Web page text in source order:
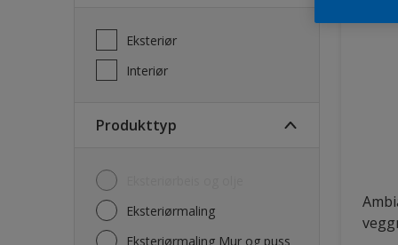
Eksteriør
Interiør
Produkttyp
Eksteriørmaling
Eksteriørmaling Mur og puss